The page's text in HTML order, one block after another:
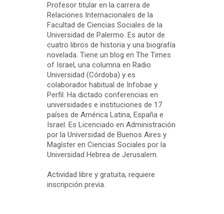
Profesor titular en la carrera de
Relaciones Internacionales de la
Facultad de Ciencias Sociales de la
Universidad de Palermo. Es autor de
cuatro libros de historia y una biografía
novelada. Tiene un blog en The Times
of Israel, una columna en Radio
Universidad (Córdoba) y es
colaborador habitual de Infobae y
Perfil. Ha dictado conferencias en
universidades e instituciones de 17
países de América Latina, España e
Israel. Es Licenciado en Administración
por la Universidad de Buenos Aires y
Magíster en Ciencias Sociales por la
Universidad Hebrea de Jerusalem.
Actividad libre y gratuita, requiere
inscripción previa.